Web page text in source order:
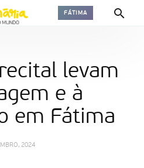
FÁTIMA
levam
e à
em Fátima
2024